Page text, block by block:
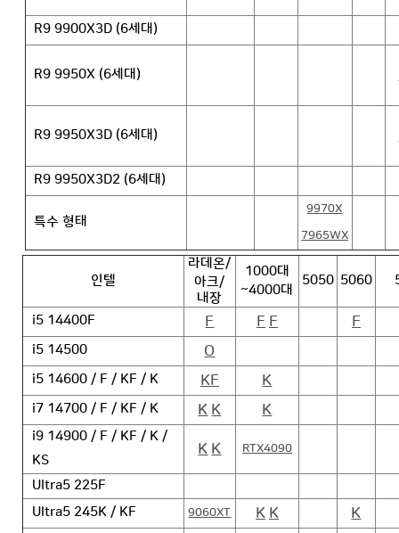
R9 9900X3D (6세대)
R9 9950X (6세대)
R9 9950X3D (6세대)
R9 9950X3D2 (6세대)
특수 형태
9970X
7965WX
인텔
라데온/
아크/
내장
1000대
~4000대
5050 5060
i5 14400F F F F F
i5 14500 O
i5 14600 / F / KF / K KF K
i7 14700 / F / KF / K K K K
i9 14900 / F / KF / K /
KS
K K RTX4090
Ultra5 225F
Ultra5 245K / KF
9060XT K K K